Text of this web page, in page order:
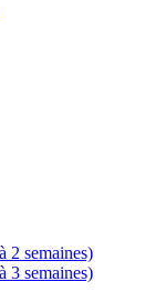
2 semaines)
3 semaines)